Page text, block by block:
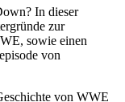
In dieser
zur
sowie einen
von
von WWE